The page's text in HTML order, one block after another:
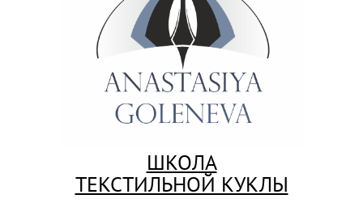
ШКОЛА
ТЕКСТИЛЬНОЙ КУКЛЫ